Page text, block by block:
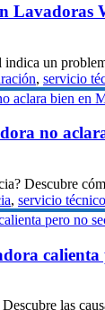
Lavadoras
un
, servicio
no
Descubre
, servicio técnico
calienta
las